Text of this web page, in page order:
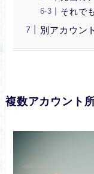
それで
別アカウン
複数アカウント